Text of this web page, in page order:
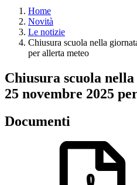
Home
Novità
Le notizie
Chiusura scuola nella
per allerta meteo
Chiusura scuola
25 novembre 2025
Documenti